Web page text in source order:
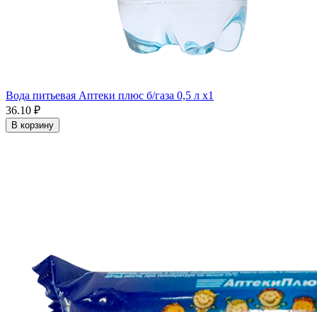
Вода питьевая Аптеки плюс б/газа 0,5 л x1
36.10 ₽
В корзину